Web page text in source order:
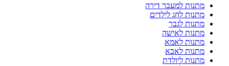
מתנות למעבר דירה
מתנות לחג לילדים
מתנות לגבר
מתנות לאישה
מתנות לאמא
מתנות לאבא
מתנות ליולדת